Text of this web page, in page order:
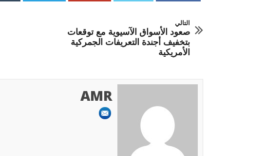
التالي
صعود الأسواق الآسيوية مع توقعات
بتخفيف أجندة التعريفات الجمركية
الأمريكية
AMR